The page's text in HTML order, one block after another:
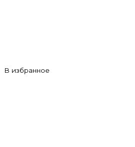
В избранное